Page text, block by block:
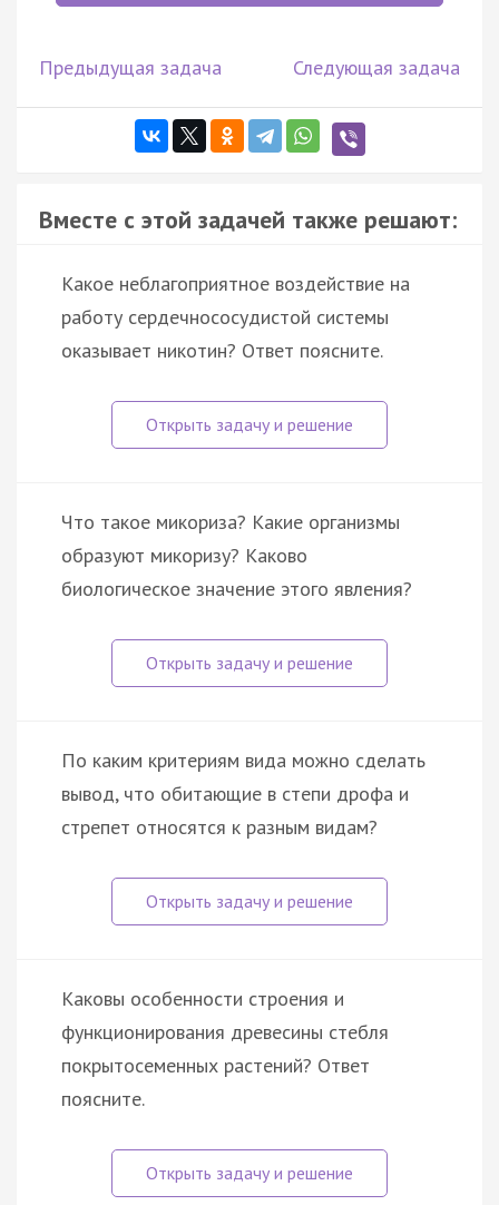
Предыдущая задача Следующая задача
Вместе с этой задачей также решают:
Какое неблагоприятное воздействие на
работу сердечнососудистой системы
оказывает никотин? Ответ поясните.
Что такое микориза? Какие организмы
образуют микоризу? Каково
биологическое значение этого явления?
По каким критериям вида можно сделать
вывод, что обитающие в степи дрофа и
стрепет относятся к разным видам?
Каковы особенности строения и
функционирования древесины стебля
покрытосеменных растений? Ответ
поясните.